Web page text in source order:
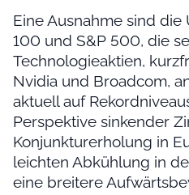
Eine Ausnahme sind die
100 und S&P 500, die
Technologieaktien,
Nvidia und Broadcom,
aktuell auf
Perspektive sinkender
Konjunkturerholung in
leichten Abkühlung in
eine breitere